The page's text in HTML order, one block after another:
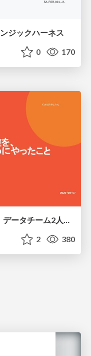
ジックハーネス
0 170
社内の7割が使うデータ基盤を、 データチーム2人で回すためにやったこと
2 380